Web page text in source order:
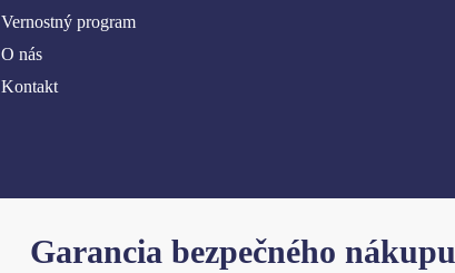
Vernostný program
O nás
Kontakt
Garancia bezpečného nákupu